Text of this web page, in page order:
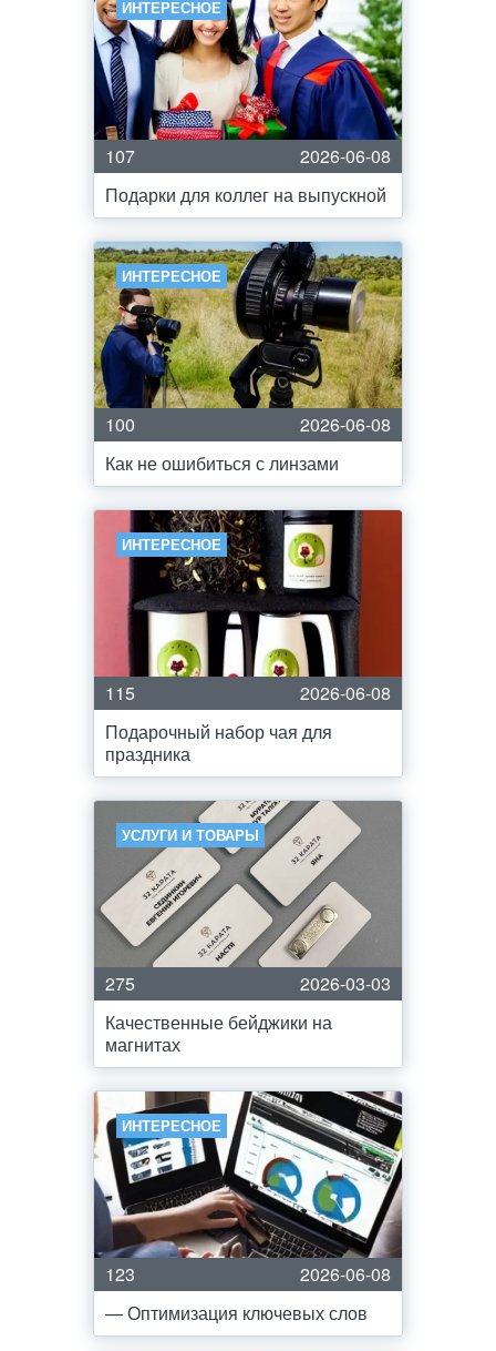
ИНТЕРЕСНОЕ
107
2026-06-08
Подарки для коллег на выпускной
ИНТЕРЕСНОЕ
100
2026-06-08
Как не ошибиться с линзами
ИНТЕРЕСНОЕ
115
2026-06-08
Подарочный набор чая для
праздника
УСЛУГИ И ТОВАРЫ
275
2026-03-03
Качественные бейджики на
магнитах
ИНТЕРЕСНОЕ
123
2026-06-08
— Оптимизация ключевых слов